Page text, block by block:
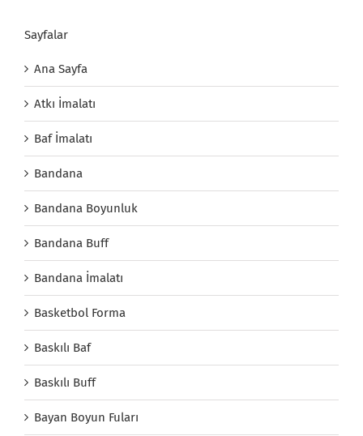
Sayfalar
Ana Sayfa
Atkı İmalatı
Baf İmalatı
Bandana
Bandana Boyunluk
Bandana Buff
Bandana İmalatı
Basketbol Forma
Baskılı Baf
Baskılı Buff
Bayan Boyun Fuları